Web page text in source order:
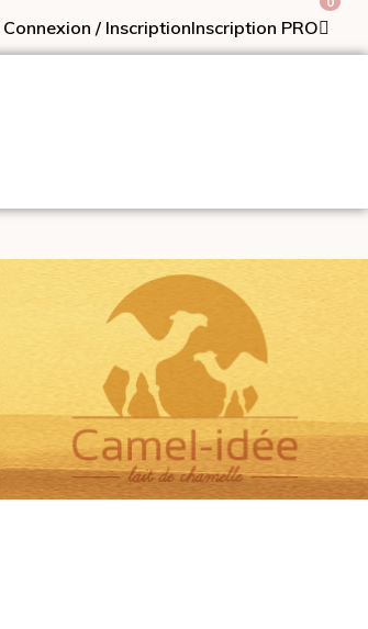
Connexion / InscriptionInscription PRO